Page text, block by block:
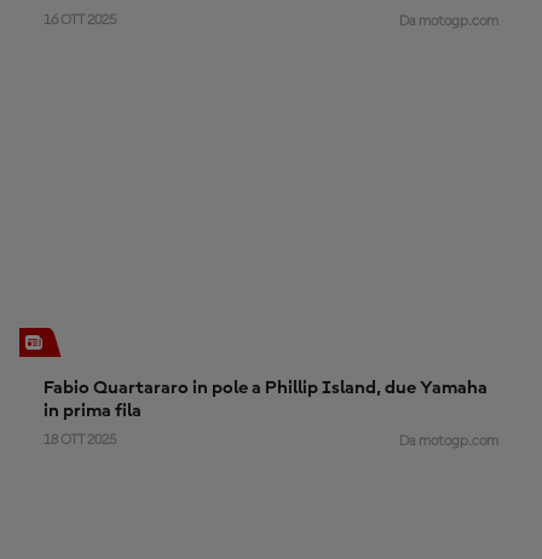
16 OTT 2025 Da motogp.com
Fabio Quartararo in pole a Phillip Island, due Yamaha
in prima fila
18 OTT 2025 Da motogp.com